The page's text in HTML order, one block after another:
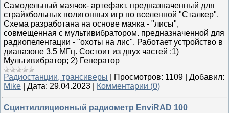
Самодельный маячок- артефакт, предназначенный для
страйкбольных полигонных игр по вселенной "Сталкер".
Схема разработана на основе маяка - "лисы",
cовмещенная с мультивибратором. предназначенной для
радиопеленгации - "охоты на лис". Работает устройство в
диапазоне 3,5 МГц. Состоит из двух частей :1)
Мультивибратор; 2) Генератор
Радиостанции, трансиверы
Просмотров: 1109
Добавил:
Mike
Дата: 29.04.2023 Комментарии (0)
Сцинтилляционный радиометр EnviRAD 100